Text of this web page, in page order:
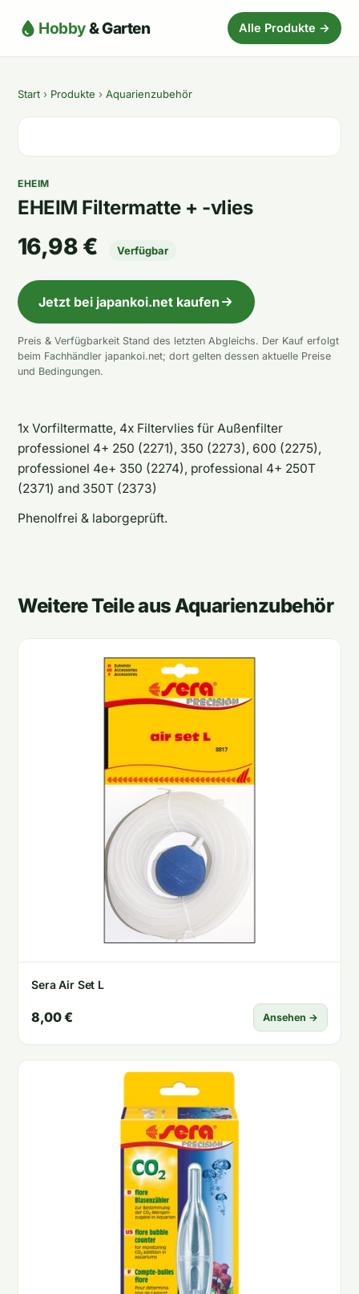
Hobby& Garten Alle Produkte →
Start › Produkte › Aquarienzubehör
EHEIM
EHEIM Filtermatte + -vlies
16,98 € Verfügbar
Jetzt bei japankoi.net kaufen
Preis & Verfügbarkeit Stand des letzten Abgleichs. Der Kauf erfolgt
beim Fachhändler japankoi.net; dort gelten dessen aktuelle Preise
und Bedingungen.
1x Vorfiltermatte, 4x Filtervlies für Außenfilter
professionel 4+ 250 (2271), 350 (2273), 600 (2275),
professionel 4e+ 350 (2274), professional 4+ 250T
(2371) and 350T (2373)
Phenolfrei & laborgeprüft.
Weitere Teile aus Aquarienzubehör
Sera Air Set L
8,00 € Ansehen →